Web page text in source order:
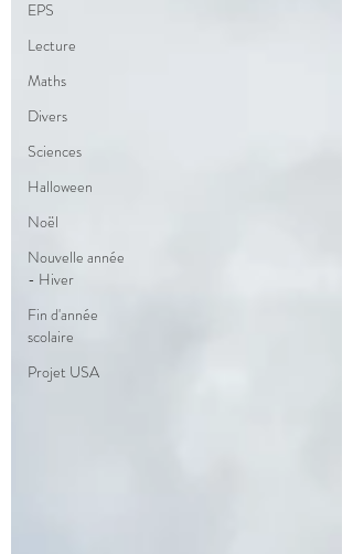
EPS
Lecture
Maths
Divers
Sciences
Halloween
Noël
Nouvelle année
- Hiver
Fin d'année
scolaire
Projet USA